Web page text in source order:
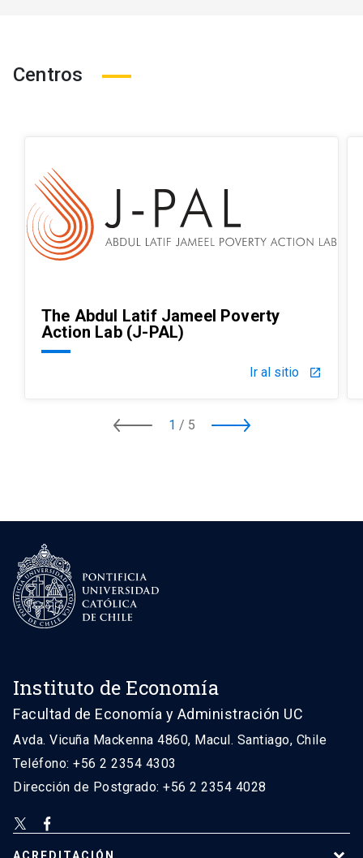
Centros
The Abdul Latif Jameel Poverty
Action Lab (J-PAL)
Ir al sitio launch
1 / 5
Instituto de Economía
Facultad de Economía y Administración UC
Avda. Vicuña Mackenna 4860, Macul. Santiago, Chile
Teléfono: +56 2 2354 4303
Dirección de Postgrado: +56 2 2354 4028